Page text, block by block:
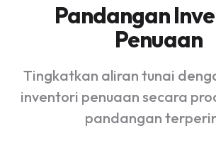
Pandangan
Penuaan
Tingkatkan aliran tunai
inventori penuaan secara
pandangan